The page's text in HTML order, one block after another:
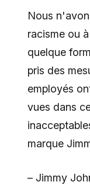
Nous
racisme ou
quelque
pris des
employés
vues dans
marque
– Jimmy